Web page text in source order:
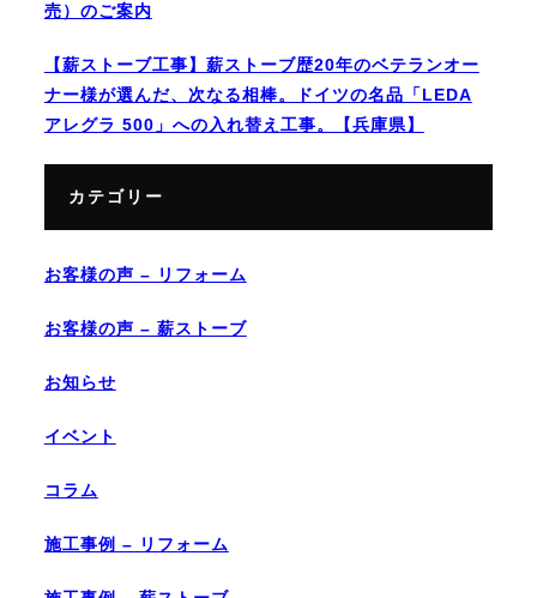
売）のご案内
【薪ストーブ工事】薪ストーブ歴20年のベテランオー
ナー様が選んだ、次なる相棒。ドイツの名品「LEDA
アレグラ 500」への入れ替え工事。【兵庫県】
カテゴリー
お客様の声 – リフォーム
お客様の声 – 薪ストーブ
お知らせ
イベント
コラム
施工事例 – リフォーム